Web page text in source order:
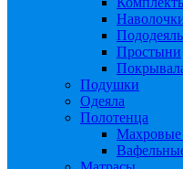
Простыни
Подушки
Одеяла
Полотенца
Махровые